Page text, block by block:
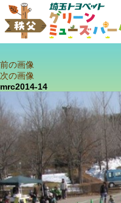
前の画像
次の画像
mrc2014-14